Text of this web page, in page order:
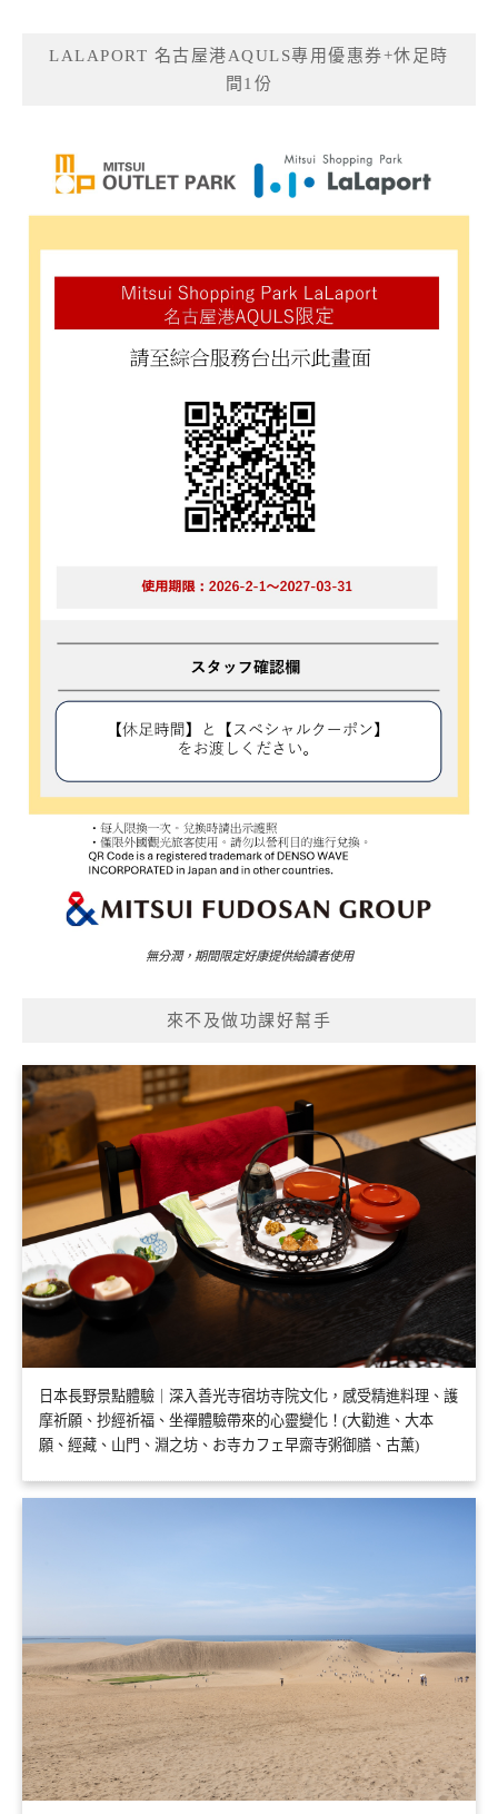
LALAPORT 名古屋港AQULS專用優惠券+休足時
間1份
無分潤，期間限定好康提供給讀者使用
來不及做功課好幫手
日本長野景點體驗｜深入善光寺宿坊寺院文化，感受精進料理、護
摩祈願、抄經祈福、坐禪體驗帶來的心靈變化！(大勸進、大本
願、經藏、山門、淵之坊、お寺カフェ早齋寺粥御膳、古薰)